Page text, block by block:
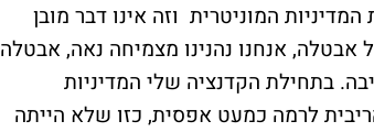
המוניטרית וזה אינו דבר מובן
אבטלה, אנחנו נהנינו מצמיחה נאה, אבטלה
בתחילת הקדנציה שלי המדיניות
לרמה כמעט אפסית, כזו שלא הייתה